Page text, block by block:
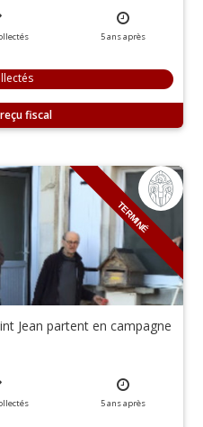
5ansaprès
TERMINÉ
Jean partent en campagne
5ansaprès